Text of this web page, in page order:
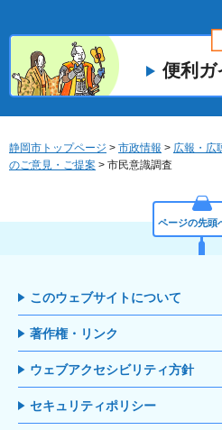
便利ガ
静岡市トップページ > 市政情報 > 広報・広
のご意見・ご提案 > 市民意識調査
ページの先頭
このウェブサイトについて
著作権・リンク
ウェブアクセシビリティ方針
セキュリティポリシー